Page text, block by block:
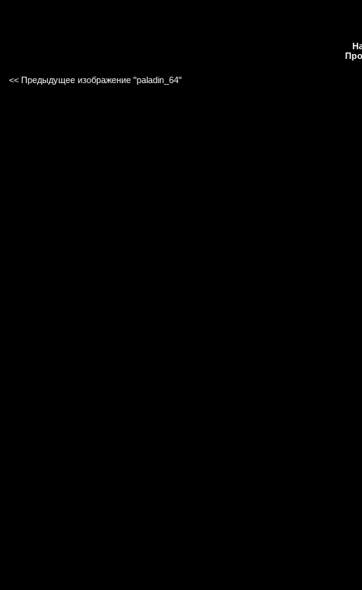
<< Предыдущее изображение "paladin_64"